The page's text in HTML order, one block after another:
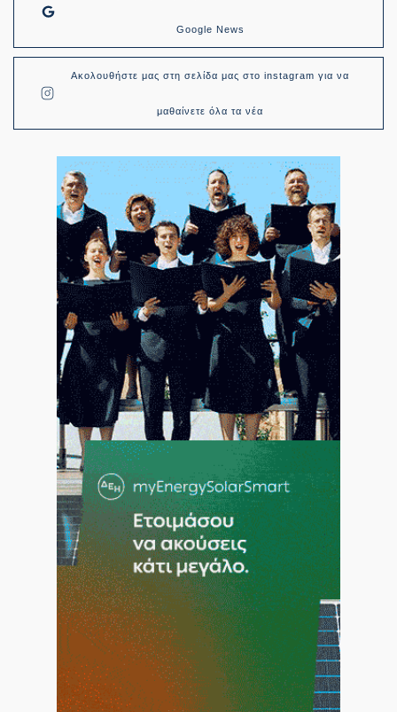
Google News
Ακολουθήστε μας στη σελίδα μας στο instagram για να
μαθαίνετε όλα τα νέα